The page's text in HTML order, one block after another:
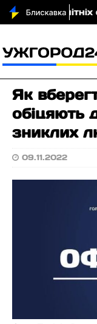
малолітніх
Як
обіцяють
зниклих
09.11.2022